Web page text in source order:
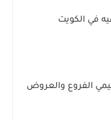
في الكويت
الفروع والعروض